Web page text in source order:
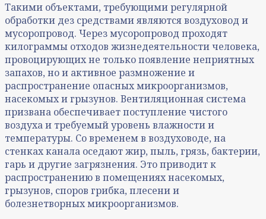
Такими объектами, требующими регулярной
обработки дез средствами являются воздуховод и
мусоропровод. Через мусоропровод проходят
килограммы отходов жизнедеятельности человека,
провоцирующих не только появление неприятных
запахов, но и активное размножение и
распространение опасных микроорганизмов,
насекомых и грызунов. Вентиляционная система
призвана обеспечивает поступление чистого
воздуха и требуемый уровень влажности и
температуры. Со временем в воздуховоде, на
стенках канала оседают жир, пыль, грязь, бактерии,
гарь и другие загрязнения. Это приводит к
распространению в помещениях насекомых,
грызунов, споров грибка, плесени и
болезнетворных микроорганизмов.